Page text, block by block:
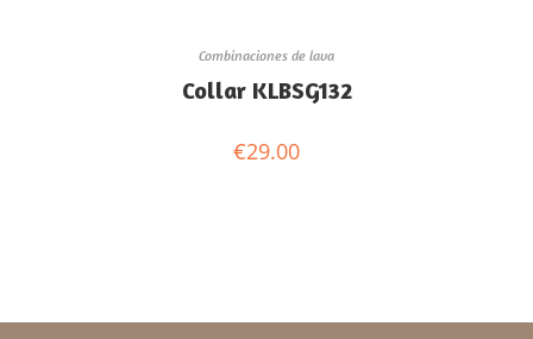
Combinaciones de lava
Collar KLBSG132
€29.00